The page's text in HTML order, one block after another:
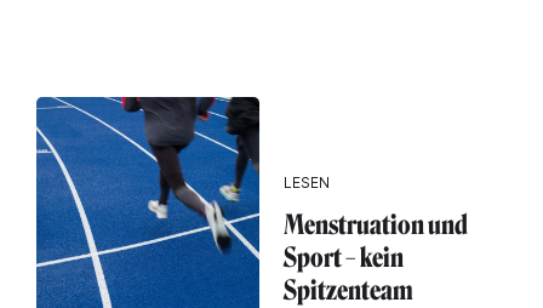
LESEN
Menstruation und
Sport – kein
Spitzenteam